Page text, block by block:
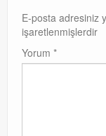
E-posta adresiniz
işaretlenmişlerdir
Yorum *